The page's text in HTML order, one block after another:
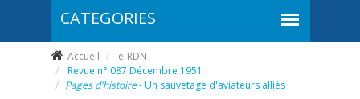
Accueil
e-RDN
Revue n° 087 Décembre 1951
Pages d'histoire- Un sauvetage d'aviateurs alliés